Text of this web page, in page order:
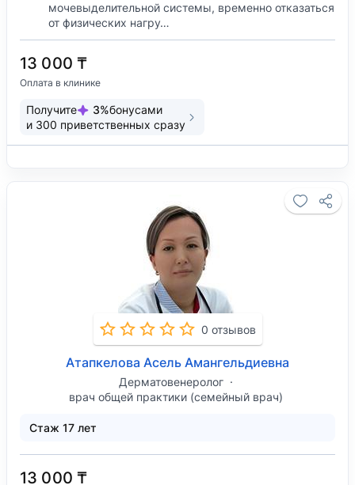
мочевыделительной системы, временно отказаться
от физических нагру…
13 000 ₸
Оплата в клинике
Получите 3%бонусами
и 300 приветственных сразу
0 отзывов
Атапкелова Асель Амангельдиевна
Дерматовенеролог
врач общей практики (семейный врач)
Стаж 17 лет
13 000 ₸